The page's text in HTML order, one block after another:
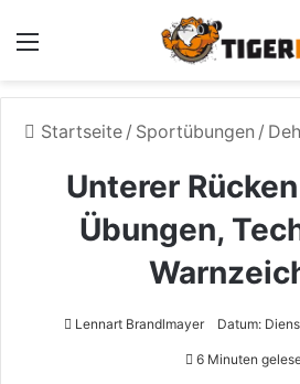
Startseite / Sportübungen /
Unterer
Übungen,
Lennart Brandlmayer Datum:
6 Minuten